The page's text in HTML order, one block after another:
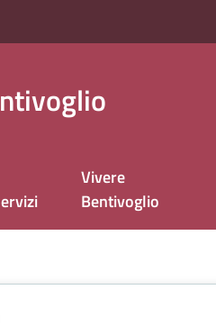
Vivere
Bentivoglio